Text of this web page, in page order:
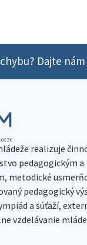
Dajte
realizuje
pedagogickým a
metodické
pedagogický
a súťaží,
vzdelávanie